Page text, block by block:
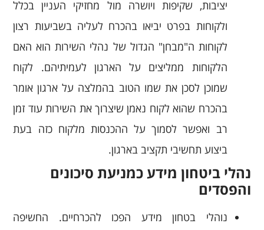
יציבות, שקיפות ויושרה מול מחזיקי העניין בכלל
ולקוחות בפרט יביאו בהכרח לעליה בשביעות רצון
לקוחות ה"מבחן" הגדול של נהלי השירות הוא האם
הלקוחות ממליצים על הארגון לעמיתיהם. לקוח
שמוכן לסכן את שמו הטוב בהמלצה על ארגון אומר
בהכרח שהוא לקוח נאמן שיצרוך את השירות עוד זמן
רב ואפשר לסמוך על ההכנסות מלקוח כזה בעת
ביצוע תחשיבי תקציב בארגון.
נהלי ביטחון מידע כמניעת סיכונים
והפסדים
נוהלי בטחון מידע הפכו להכרחיים. החשיפה